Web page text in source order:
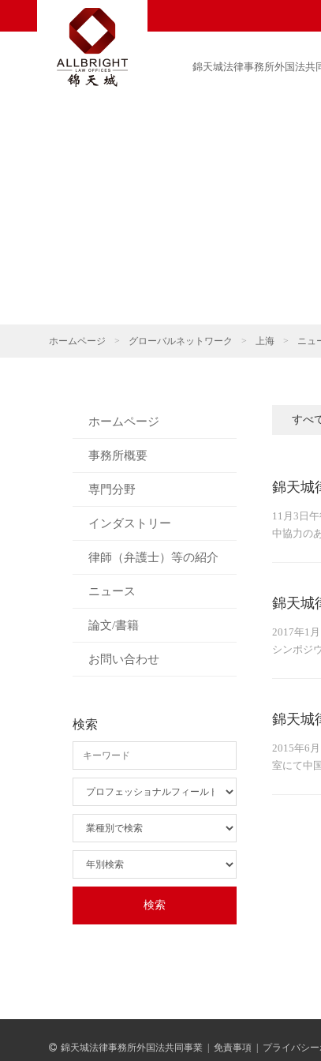
錦天城法律事務所外国法共
ホームページ > グローバルネットワーク > 上海 > ニュ
ホームページ
事務所概要
専門分野
インダストリー
律師（弁護士）等の紹介
ニュース
論文/書籍
お問い合わせ
検索
すべ
錦天城
11月3日
中協力の
錦天城
2017年1
シンポジ
錦天城
2015年6
室にて中
錦天城法律事務所外国法共同事業 免責事項 プライバシ